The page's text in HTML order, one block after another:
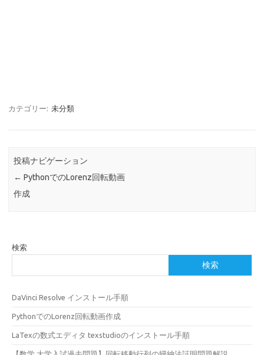
カテゴリー: 未分類
投稿ナビゲーション
← PythonでのLorenz回転動画
作成
検索
検索
DaVinci Resolve インストール手順
PythonでのLorenz回転動画作成
LaTexの数式エディタ texstudioのインストール手順